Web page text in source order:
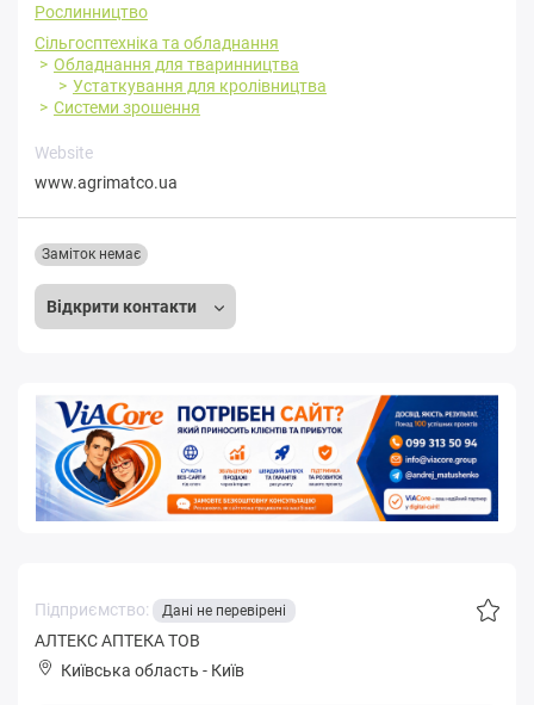
Рослинництво
Сільгосптехніка та обладнання
Обладнання для тваринництва
Устаткування для кролівництва
Системи зрошення
Website
www.agrimatco.ua
Відкрити контакти
Заміток немає
Підприємство: Дані не перевірені
АЛТЕКС АПТЕКА ТОВ
Київська область - Київ